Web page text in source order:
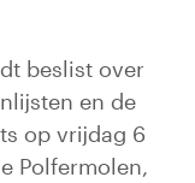
beslist over
en de
op vrijdag 6
Polfermolen,